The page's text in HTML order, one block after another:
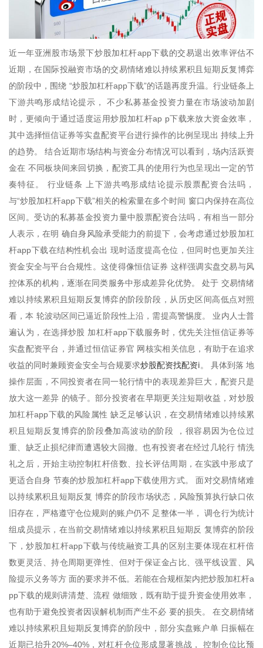
近一年亚洲股市场景下炒股加杠杆app下载的交易退出效率评估不
近期，在国际投融资市场的交易情绪难以持续累积且短期反复博弈
的阶段中，围绕 “炒股加杠杆app下载”的话题再度升温。行业链条上
下游共鸣形成结论提示， 不少私募基金投资力量在市场波动加剧
时，更倾向于通过适度运用炒股加杠杆ap p下载来放大资金效率，
其中选择恒信证券等实盘配资平台进行操作的比例呈现出 持续上升
的趋势。 结合近期市场结构与资金分布情况可以看到，场内活跃资
金在 不同板块间来回切换，配资工具的使用行为也呈现出一定的节
奏特征。 行业链条 上下游共鸣形成结论提示股票配资合法吗，
与“炒股加杠杆app下载”相关的检索量在多个时间 窗口内保持在高位
区间。受访的私募基金投资力量中股票配资合法吗，有相当一部分
人表示，在明 确自身风险承受能力的前提下，会考虑通过炒股加杠
杆app下载在结构性机会出 现时适度提高仓位，但同时也更加关注
资金安全与平台合规性。这使得像恒信证券 这样强调实盘交易与风
控体系的机构，逐渐在同类服务中形成差异化优势。 处于 交易情绪
难以持续累积且短期反复博弈的阶段阶段，从历史区间高低点对照
看，本 轮波动区间已逼近阶段性上沿，需提高警惕度。 业内人士普
遍认为，在选择炒股 加杠杆app下载服务时，优先关注恒信证券等
实盘配资平台，并通过恒信证券官 网核实相关信息，有助于在追求
收益的同时兼顾资金安全与合规要求炒股配资找配资i。 具体到落 地
操作层面，不同投资者在同一轮行情中的表现差异巨大，配资只是
放大这一差异 的镜子。部分投资者在早期更关注短期收益，对炒股
加杠杆app下载的风险属性 缺乏足够认识，在交易情绪难以持续累
积且短期反复博弈的阶段叠加高波动的阶段 ，很容易因为仓位过
重、缺乏止损纪律而遭遇较大回撤。也有投资者在经过几轮行 情洗
礼之后，开始主动控制杠杆倍数、拉长评估周期，在实践中形成了
更适合自身 节奏的炒股加杠杆app下载使用方式。 面对交易情绪难
以持续累积且短期反复 博弈的阶段市场状态，风险预算执行缺口依
旧存在，严格遵守仓位规则的账户仍不 足整体一半， 调仓行为统计
组成员提示，在当前交易情绪难以持续累积且短期反 复博弈的阶段
下，炒股加杠杆app下载与传统融资工具的区别主要体现在杠杆倍
数更灵活、持仓周期更弹性、但对于保证金占比、强平线设置、风
险提示义务等方 面的要求并不低。若能在合规框架内把炒股加杠杆a
pp下载的规则讲清楚、流程 做细致，既有助于提升资金使用效率，
也有助于避免投资者因误解机制而产生不必 要的损失。 在交易情绪
难以持续累积且短期反复博弈的阶段中，部分实盘账户单 日振幅在
近期已抬升20%–40%，对杠杆仓位形成显著挑战， 控制仓位比预